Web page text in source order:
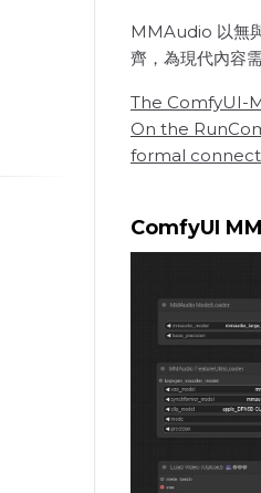
MMAudio 以無
齊，為現代內容
The ComfyUI-
On the
formal
ComfyUI